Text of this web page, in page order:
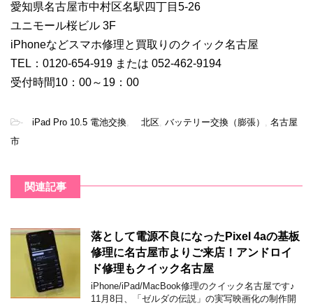
愛知県名古屋市中村区名駅四丁目5-26
ユニモール桜ビル 3F
iPhoneなどスマホ修理と買取りのクイック名古屋
TEL：0120-654-919 または 052-462-9194
受付時間10：00～19：00
- iPad Pro 10.5 電池交換, 北区, バッテリー交換（膨張） , 名古屋
市
関連記事
落として電源不良になったPixel 4aの基板
修理に名古屋市よりご来店！アンドロイ
ド修理もクイック名古屋
iPhone/iPad/MacBook修理のクイック名古屋です♪
11月8日、「ゼルダの伝説」の実写映画化の制作開